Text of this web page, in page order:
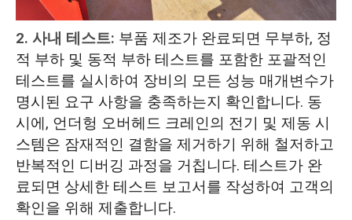
2. 사내 테스트: 부품 제조가 완료되면 무부하, 정
적 부하 및 동적 부하 테스트를 포함한 포괄적인
테스트를 실시하여 장비의 모든 성능 매개변수가
명시된 요구 사항을 충족하는지 확인합니다. 동
시에, 언더헝 오버헤드 크레인의 전기 및 제동 시
스템은 잠재적인 결함을 제거하기 위해 철저하고
반복적인 디버깅 과정을 거칩니다. 테스트가 완
료되면 상세한 테스트 보고서를 작성하여 고객의
확인을 위해 제출합니다.